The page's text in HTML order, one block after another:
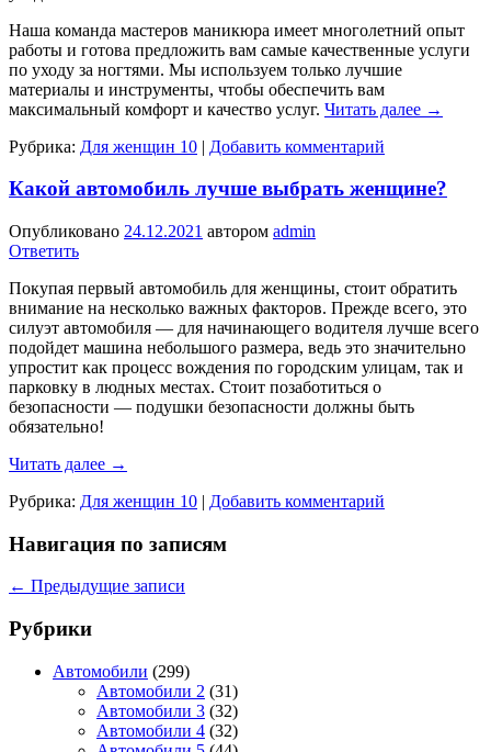
Наша команда мастеров маникюра имеет многолетний опыт
работы и готова предложить вам самые качественные услуги
по уходу за ногтями. Мы используем только лучшие
материалы и инструменты, чтобы обеспечить вам
максимальный комфорт и качество услуг. Читать далее →
Рубрика: Для женщин 10 | Добавить комментарий
Какой автомобиль лучше выбрать женщине?
Опубликовано 24.12.2021 автором admin
Ответить
Покупая первый автомобиль для женщины, стоит обратить
внимание на несколько важных факторов. Прежде всего, это
силуэт автомобиля — для начинающего водителя лучше всего
подойдет машина небольшого размера, ведь это значительно
упростит как процесс вождения по городским улицам, так и
парковку в людных местах. Стоит позаботиться о
безопасности — подушки безопасности должны быть
обязательно!
Читать далее →
Рубрика: Для женщин 10 | Добавить комментарий
Навигация по записям
← Предыдущие записи
Рубрики
Автомобили (299)
Автомобили 2 (31)
Автомобили 3 (32)
Автомобили 4 (32)